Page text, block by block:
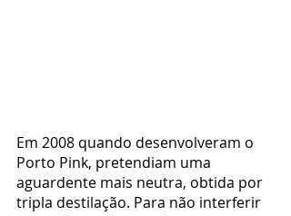
Em 2008 quando desenvolveram o
Porto Pink, pretendiam uma
aguardente mais neutra, obtida por
tripla destilação. Para não interferir